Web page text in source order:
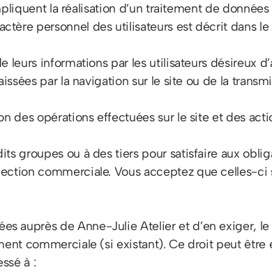
la réalisation d’un traitement de
personnel des utilisateurs est décrit dans
informations par les utilisateurs désireux
par la navigation sur le site ou de la
des opérations effectuées sur le site et des
groupes ou à des tiers pour satisfaire aux
commerciale. Vous acceptez que celles-
auprès de Anne-Julie Atelier et d’en exiger,
commerciale (si existant). Ce droit peut être
à :